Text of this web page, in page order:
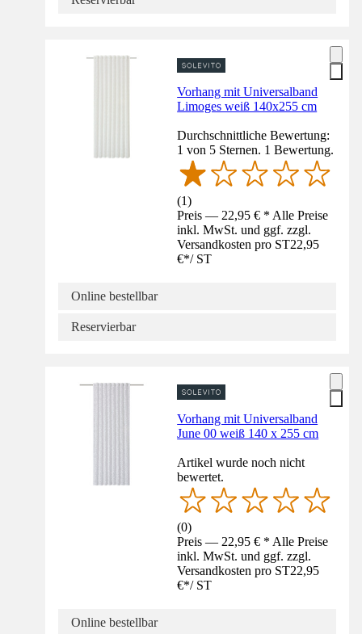
Vorhang mit Universalband
Limoges weiß 140x255 cm
Durchschnittliche Bewertung:
1 von 5 Sternen. 1 Bewertung.
(1)
Preis — 22,95 € * Alle Preise
inkl. MwSt. und ggf. zzgl.
Versandkosten pro ST22,95
€*/ ST
Online bestellbar
Reservierbar
Vorhang mit Universalband
June 00 weiß 140 x 255 cm
Artikel wurde noch nicht
bewertet.
(0)
Preis — 22,95 € * Alle Preise
inkl. MwSt. und ggf. zzgl.
Versandkosten pro ST22,95
€*/ ST
Online bestellbar